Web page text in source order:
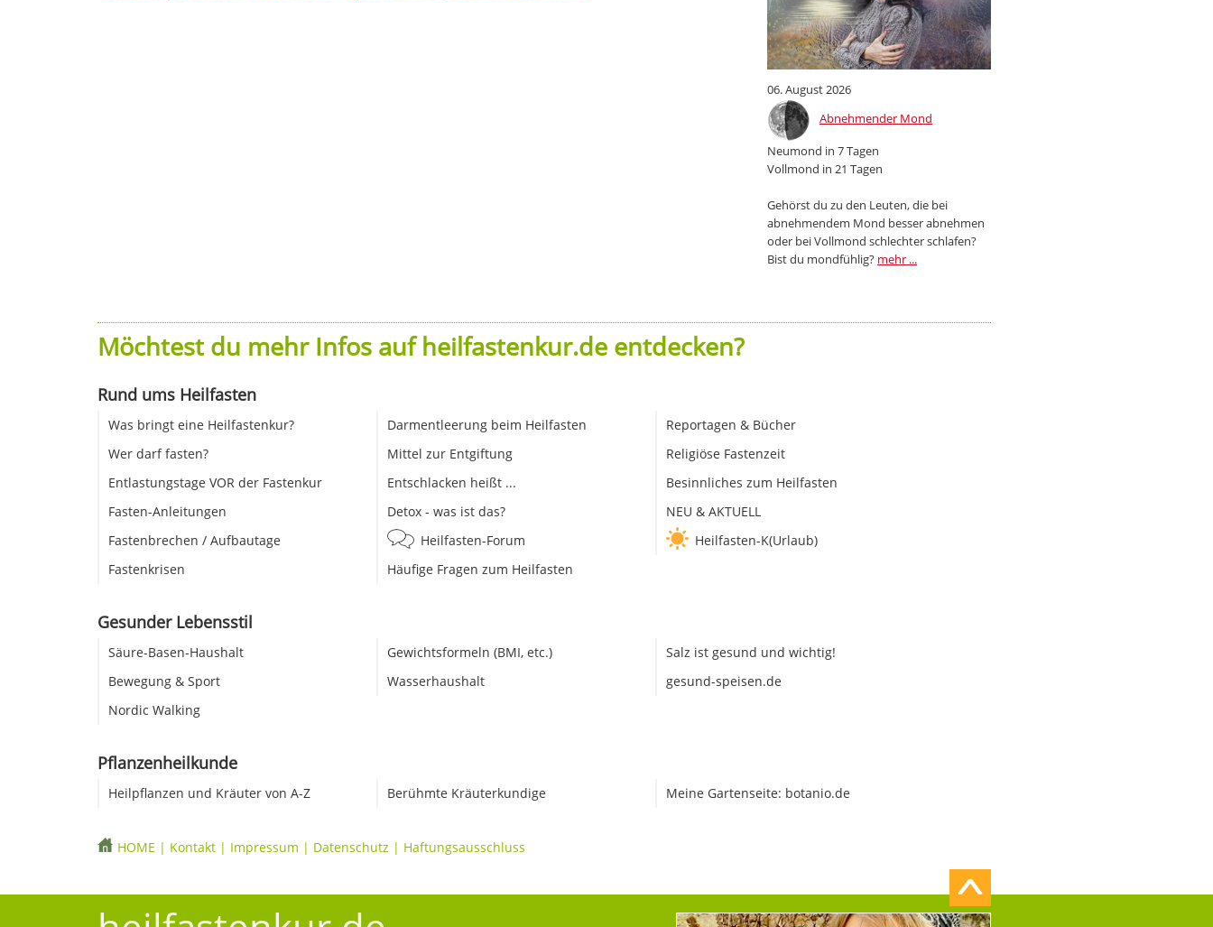
06. August 2026
Abnehmender Mond
Neumond in 7 Tagen
Vollmond in 21 Tagen
Gehörst du zu den Leuten, die bei
abnehmendem Mond besser abnehmen
oder bei Vollmond schlechter schlafen?
Bist du mondfühlig? mehr ...
Möchtest du mehr Infos auf heilfastenkur.de entdecken?
Rund ums Heilfasten
Was bringt eine Heilfastenkur?
Wer darf fasten?
Entlastungstage VOR der Fastenkur
Fasten-Anleitungen
Fastenbrechen / Aufbautage
Fastenkrisen
Darmentleerung beim Heilfasten
Mittel zur Entgiftung
Entschlacken heißt ...
Detox - was ist das?
Heilfasten-Forum
Häufige Fragen zum Heilfasten
Reportagen & Bücher
Religiöse Fastenzeit
Besinnliches zum Heilfasten
NEU & AKTUELL
Heilfasten-K(Urlaub)
Gesunder Lebensstil
Säure-Basen-Haushalt
Bewegung & Sport
Nordic Walking
Gewichtsformeln (BMI, etc.)
Wasserhaushalt
Salz ist gesund und wichtig!
gesund-speisen.de
Pflanzenheilkunde
Heilpflanzen und Kräuter von A-Z Berühmte Kräuterkundige Meine Gartenseite: botanio.de
HOME | Kontakt| Impressum | Datenschutz | Haftungsausschluss